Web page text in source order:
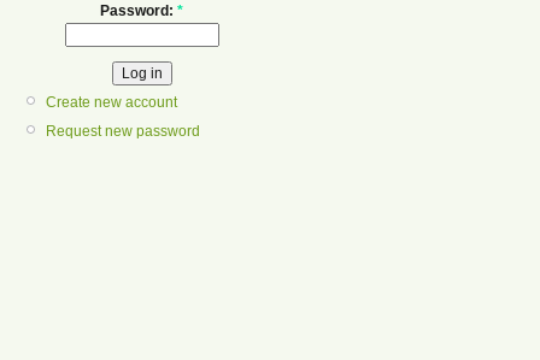
Password: *
Create new account
Request new password